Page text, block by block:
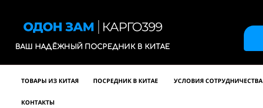
ВАШ НАДЁЖНЫЙ ПОСРЕДНИК В КИТАЕ
ТОВАРЫ ИЗ КИТАЯ ПОСРЕДНИК В КИТАЕ УСЛОВИЯ СОТРУДНИЧЕСТВА
КОНТАКТЫ